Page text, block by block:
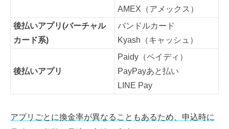
AMEX（アメックス）
後払いアプリ(バーチャル
カード系)
バンドルカード
Kyash（キャッシュ）
後払いアプリ
Paidy（ペイディ）
PayPayあと払い
LINE Pay
アプリごとに換金率が異なることもあるため、申込時に